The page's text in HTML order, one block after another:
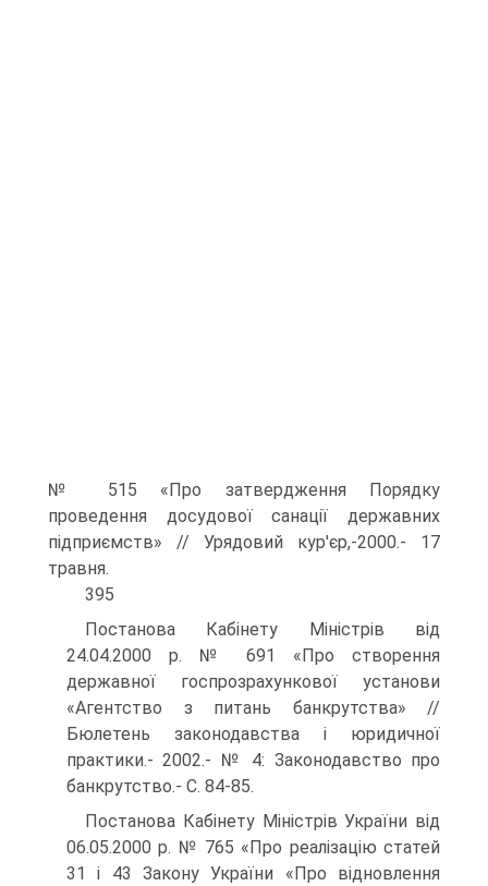
№ 515 «Про затвердження Порядку
проведення досудової санації державних
підприємств» // Урядовий кур'єр,-2000.- 17
травня.
395
Постанова Кабінету Міністрів від
24.04.2000 р. № 691 «Про створення
державної госпрозрахункової установи
«Агентство з питань банкрутства» //
Бюлетень законодавства і юридичної
практики.- 2002.- № 4: Законодавство про
банкрутство.- С. 84-85.
Постанова Кабінету Міністрів України від
06.05.2000 р. № 765 «Про реалізацію статей
31 і 43 Закону України «Про відновлення